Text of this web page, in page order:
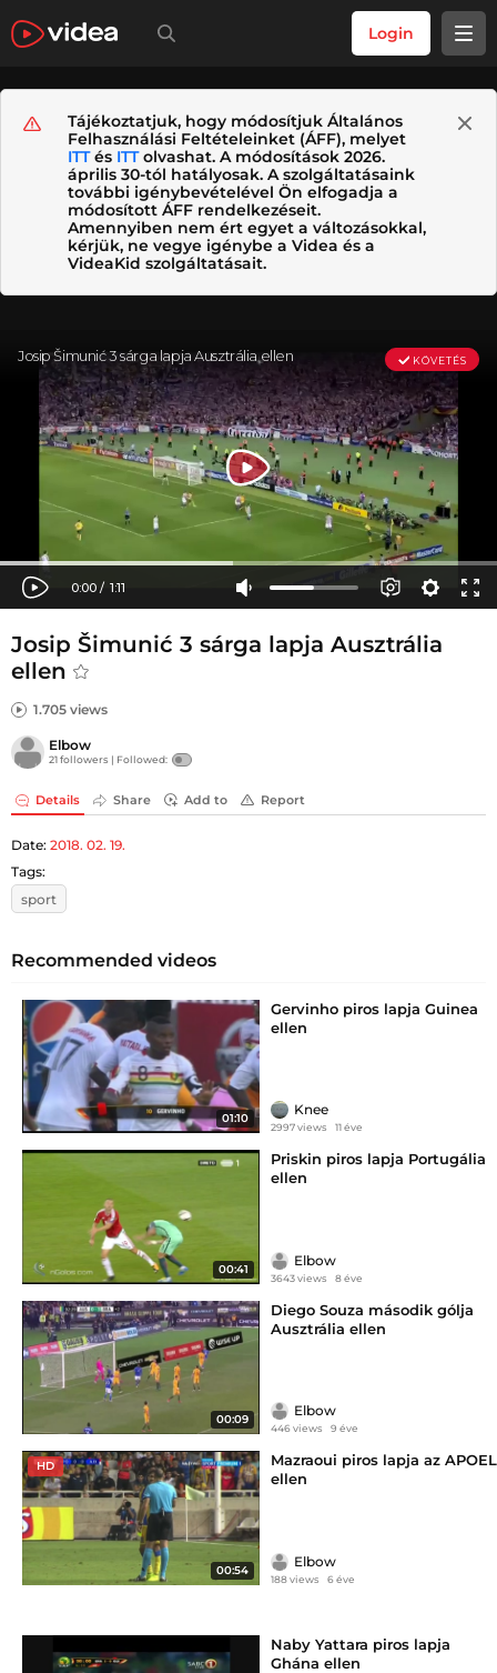
Login
Tájékoztatjuk, hogy módosítjuk Általános
Felhasználási Feltételeinket (ÁFF), melyet
ITTés ITTolvashat. A módosítások 2026.
április 30-tól hatályosak. A szolgáltatásaink
további igénybevételével Ön elfogadja a
módosított ÁFF rendelkezéseit.
Amennyiben nem ért egyet a változásokkal,
kérjük, ne vegye igénybe a Videa és a
VideaKid szolgáltatásait.
Josip Šimunić 3 sárga lapja Ausztrália
ellen
1.705 views
Elbow
21 followers | Followed:
Details Share Add to Report
Date: 2018. 02. 19.
Tags:
sport
Recommended videos
01:10
Gervinho piros lapja Guinea
ellen
Knee
2997 views 11 éve
00:41
Priskin piros lapja Portugália
ellen
Elbow
3643 views 8 éve
00:09
Diego Souza második gólja
Ausztrália ellen
Elbow
446 views 9 éve
HD
00:54
Mazraoui piros lapja az APOEL
ellen
Elbow
188 views 6 éve
Naby Yattara piros lapja
Ghána ellen